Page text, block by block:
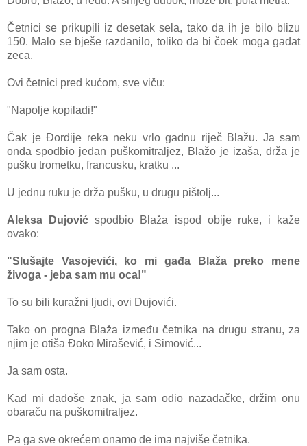
Četnici se prikupili iz desetak sela, tako da ih je bilo blizu
150. Malo se bješe razdanilo, toliko da bi čoek moga gađat
zeca.
Ovi četnici pred kućom, sve viču:
"Napolje kopiladi!"
Čak je Đorđije reka neku vrlo gadnu riječ Blažu. Ja sam
onda spodbio jedan puškomitraljez, Blažo je izaša, drža je
pušku trometku, francusku, kratku ...
U jednu ruku je drža pušku, u drugu pištolj...
Aleksa Dujović spodbio Blaža ispod obije ruke, i kaže
ovako:
"Slušajte Vasojevići, ko mi gađa Blaža preko mene
živoga - jeba sam mu oca!"
To su bili kuražni ljudi, ovi Dujovići.
Tako on progna Blaža između četnika na drugu stranu, za
njim je otiša Đoko Mirašević, i Simović...
Ja sam osta.
Kad mi dadoše znak, ja sam odio nazadačke, držim onu
obaraču na puškomitraljez.
Pa ga sve okrećem onamo đe ima najviše četnika.